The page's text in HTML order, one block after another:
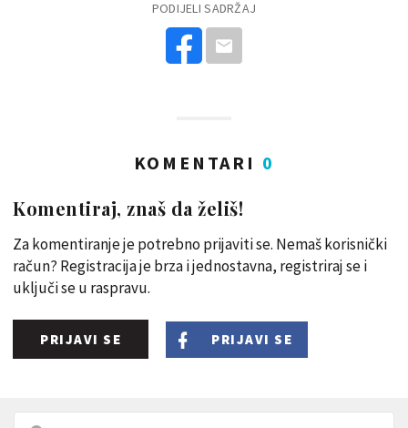
PODIJELI SADRŽAJ
KOMENTARI 0
Komentiraj, znaš da želiš!
Za komentiranje je potrebno prijaviti se. Nemaš korisnički
račun? Registracija je brza i jednostavna, registriraj se i
uključi se u raspravu.
PRIJAVI SE PRIJAVI SE